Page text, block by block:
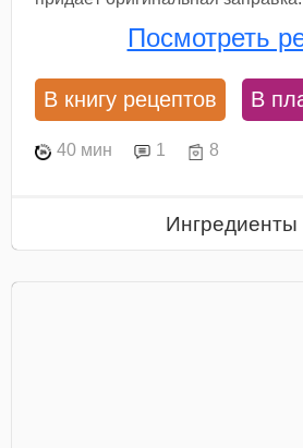
Посмотреть
В книгу рецептов В
40 мин 1 8
Ингредиенты